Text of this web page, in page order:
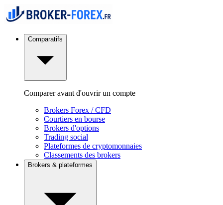
Comparatifs
Comparer avant d'ouvrir un compte
Brokers Forex / CFD
Courtiers en bourse
Brokers d'options
Trading social
Plateformes de cryptomonnaies
Classements des brokers
Brokers & plateformes